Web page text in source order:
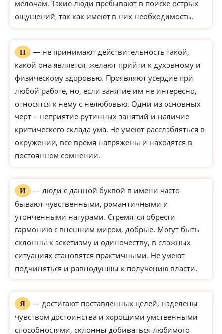
мелочам. Такие люди пребывают в поиске острых
ощущений, так как имеют в них необходимость.
Н
— не принимают действительность такой,
какой она является, желают прийти к духовному и
физическому здоровью. Проявляют усердие при
любой работе, но, если занятие им не интересно,
относятся к нему с нелюбовью. Одни из основных
черт – неприятие рутинных занятий и наличие
критического склада ума. Не умеют расслабляться в
окружении, все время напряжены и находятся в
постоянном сомнении.
И
— люди с данной буквой в имени часто
бывают чувственными, романтичными и
утонченными натурами. Стремятся обрести
гармонию с внешним миром, добрые. Могут быть
склонны к аскетизму и одиночеству, в сложных
ситуациях становятся практичными. Не умеют
подчиняться и равнодушны к получению власти.
Я
— достигают поставленных целей, наделены
чувством достоинства и хорошими умственными
способностями, склонны добиваться любимого